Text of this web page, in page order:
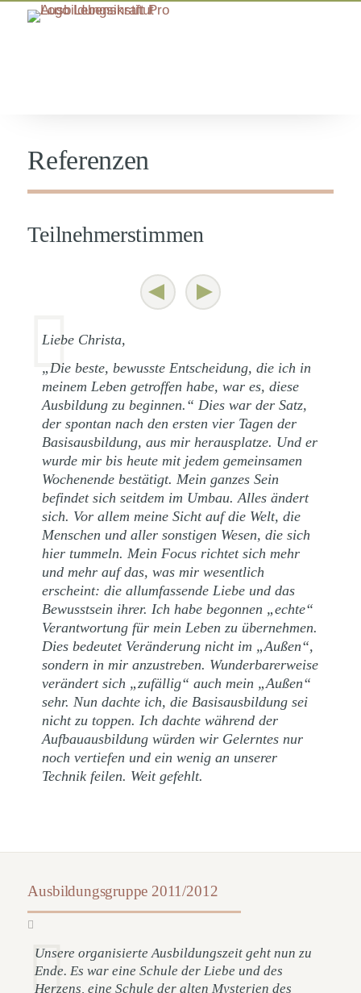
Referenzen
Teilnehmerstimmen
Liebe Christa,
„Die beste, bewusste Entscheidung, die ich in
meinem Leben getroffen habe, war es, diese
Ausbildung zu beginnen.“ Dies war der Satz,
der spontan nach den ersten vier Tagen der
Basisausbildung, aus mir herausplatze. Und er
wurde mir bis heute mit jedem gemeinsamen
Wochenende bestätigt. Mein ganzes Sein
befindet sich seitdem im Umbau. Alles ändert
sich. Vor allem meine Sicht auf die Welt, die
Menschen und aller sonstigen Wesen, die sich
hier tummeln. Mein Focus richtet sich mehr
und mehr auf das, was mir wesentlich
erscheint: die allumfassende Liebe und das
Bewusstsein ihrer. Ich habe begonnen „echte“
Verantwortung für mein Leben zu übernehmen.
Dies bedeutet Veränderung nicht im „Außen“,
sondern in mir anzustreben. Wunderbarerweise
verändert sich „zufällig“ auch mein „Außen“
sehr. Nun dachte ich, die Basisausbildung sei
nicht zu toppen. Ich dachte während der
Aufbauausbildung würden wir Gelerntes nur
noch vertiefen und ein wenig an unserer
Technik feilen. Weit gefehlt.
Ausbildungsgruppe 2011/2012
Unsere organisierte Ausbildungszeit geht nun zu
Ende. Es war eine Schule der Liebe und des
Herzens, eine Schule der alten Mysterien des